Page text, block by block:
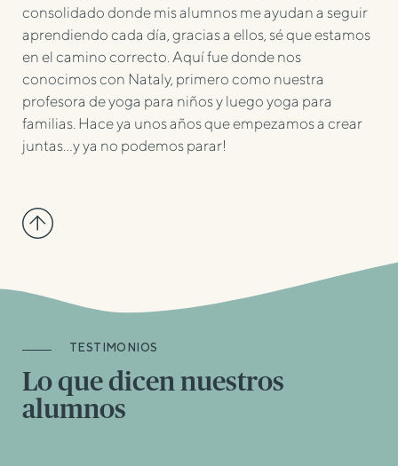
consolidado donde mis alumnos me ayudan a seguir
aprendiendo cada día, gracias a ellos, sé que estamos
en el camino correcto. Aquí fue donde nos
conocimos con Nataly, primero como nuestra
profesora de yoga para niños y luego yoga para
familias. Hace ya unos años que empezamos a crear
juntas…y ya no podemos parar!
TESTIMONIOS
Lo que dicen nuestros
alumnos